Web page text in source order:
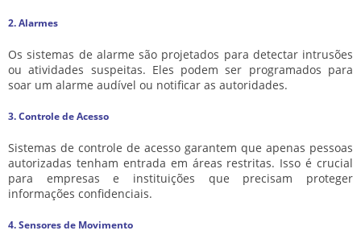
2. Alarmes
Os sistemas de alarme são projetados para detectar intrusões
ou atividades suspeitas. Eles podem ser programados para
soar um alarme audível ou notificar as autoridades.
3. Controle de Acesso
Sistemas de controle de acesso garantem que apenas pessoas
autorizadas tenham entrada em áreas restritas. Isso é crucial
para empresas e instituições que precisam proteger
informações confidenciais.
4. Sensores de Movimento